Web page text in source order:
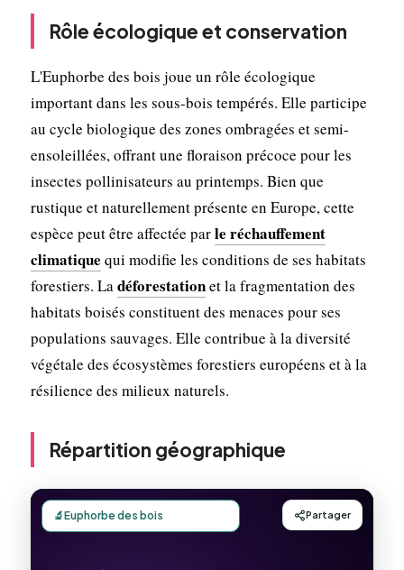
Rôle écologique et conservation
L'Euphorbe des bois joue un rôle écologique
important dans les sous-bois tempérés. Elle participe
au cycle biologique des zones ombragées et semi-
ensoleillées, offrant une floraison précoce pour les
insectes pollinisateurs au printemps. Bien que
rustique et naturellement présente en Europe, cette
espèce peut être affectée parle réchauffement
climatique qui modifie les conditions de ses habitats
forestiers. Ladéforestationet la fragmentation des
habitats boisés constituent des menaces pour ses
populations sauvages. Elle contribue à la diversité
végétale des écosystèmes forestiers européens et à la
résilience des milieux naturels.
Répartition géographique